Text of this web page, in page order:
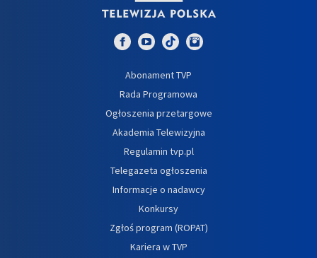
Abonament TVP
Rada Programowa
Ogłoszenia przetargowe
Akademia Telewizyjna
Regulamin tvp.pl
Telegazeta ogłoszenia
Informacje o nadawcy
Konkursy
Zgłoś program (ROPAT)
Kariera w TVP